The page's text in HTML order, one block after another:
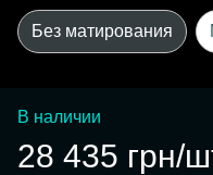
Без матирования
В наличии
28 435 грн/